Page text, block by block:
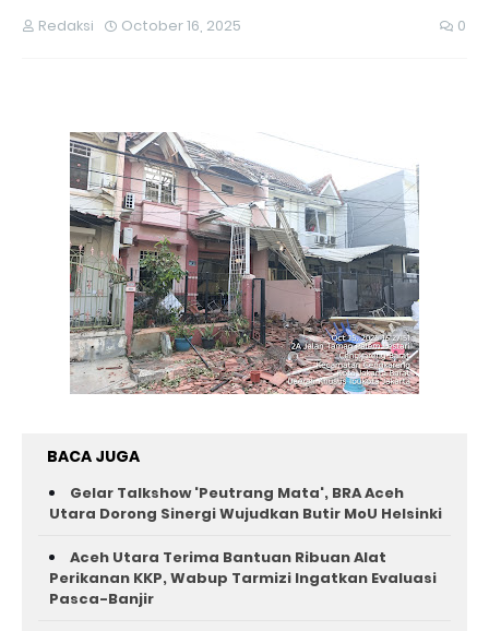
Redaksi October 16, 2025 0
BACA JUGA
Gelar Talkshow 'Peutrang Mata', BRA Aceh
Utara Dorong Sinergi Wujudkan Butir MoU Helsinki
Aceh Utara Terima Bantuan Ribuan Alat
Perikanan KKP, Wabup Tarmizi Ingatkan Evaluasi
Pasca-Banjir